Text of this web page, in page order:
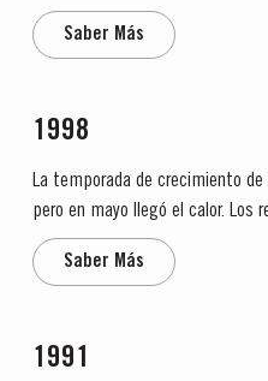
es una de las zonas de mayor...
Saber Más
1998
La temporada de crecimiento
pero en mayo llegó el calor.
A pesar del inicio lento de la...
Saber Más
1991